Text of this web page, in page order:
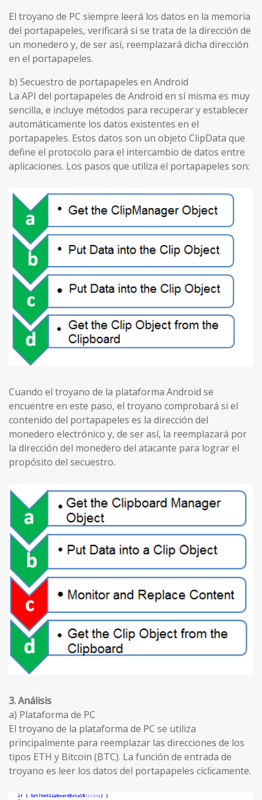
El troyano de PC siempre leerá los datos en la memoria
del portapapeles, verificará si se trata de la dirección de
un monedero y, de ser así, reemplazará dicha dirección
en el portapapeles.
b) Secuestro de portapapeles en Android
La API del portapapeles de Android en sí misma es muy
sencilla, e incluye métodos para recuperar y establecer
automáticamente los datos existentes en el
portapapeles. Estos datos son un objeto ClipData que
define el protocolo para el intercambio de datos entre
aplicaciones. Los pasos que utiliza el portapapeles son:
Cuando el troyano de la plataforma Android se
encuentre en este paso, el troyano comprobará si el
contenido del portapapeles es la dirección del
monedero electrónico y, de ser así, la reemplazará por
la dirección del monedero del atacante para lograr el
propósito del secuestro.
3. Análisis
a) Plataforma de PC
El troyano de la plataforma de PC se utiliza
principalmente para reemplazar las direcciones de los
tipos ETH y Bitcoin (BTC). La función de entrada de
troyano es leer los datos del portapapeles cíclicamente.